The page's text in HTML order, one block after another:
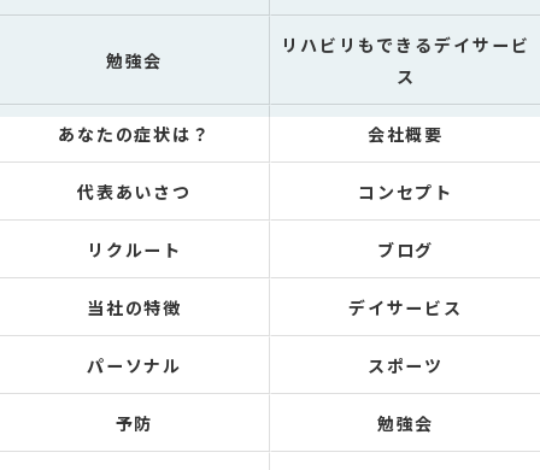
勉強会
リハビリもできるデイサービ
ス
あなたの症状は？ 会社概要
代表あいさつ コンセプト
リクルート ブログ
当社の特徴 デイサービス
パーソナル スポーツ
予防 勉強会